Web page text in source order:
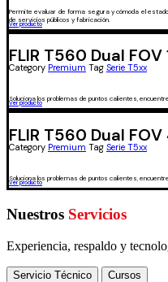
Permite evaluar de forma segura y cómoda el
de servicios públicos y fabricación.
Ver producto
FLIR T560 Dual FOV
Category Premium Tag Serie T5xx
Soluciona los problemas de puntos calientes,
Ver producto
FLIR T560 Dual FOV
Category Premium Tag Serie T5xx
Soluciona los problemas de puntos calientes,
Ver producto
Nuestros Servicios
Experiencia, respaldo y
Servicio Técnico Cursos